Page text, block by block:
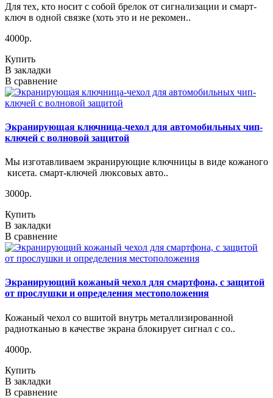
Для тех, кто носит с собой брелок от сигнализации и смарт-
ключ в одной связке (хоть это и не рекомен..
4000р.
Купить
В закладки
В сравнение
Экранирующая ключница-чехол для автомобильных чип-
ключей с волновой защитой
Мы изготавливаем экранирующие ключницы в виде кожаного
кисета. смарт-ключей люксовых авто..
3000р.
Купить
В закладки
В сравнение
Экранирующий кожаный чехол для смартфона, с защитой
от прослушки и определения местоположения
Кожаный чехол со вшитой внутрь металлизированной
радиотканью в качестве экрана блокирует сигнал с со..
4000р.
Купить
В закладки
В сравнение